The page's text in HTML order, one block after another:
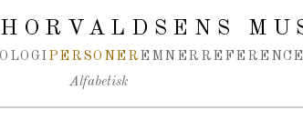
PERSONER EMNER
Alfabetisk